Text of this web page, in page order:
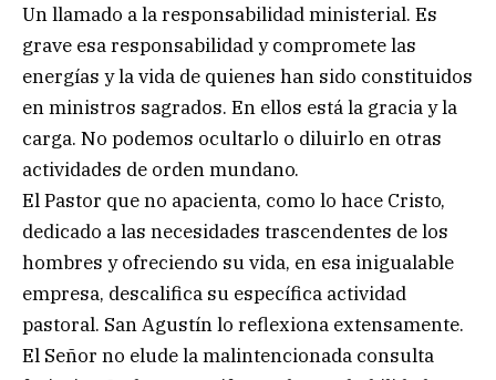
Un llamado a la responsabilidad ministerial. Es
grave esa responsabilidad y compromete las
energías y la vida de quienes han sido constituidos
en ministros sagrados. En ellos está la gracia y la
carga. No podemos ocultarlo o diluirlo en otras
actividades de orden mundano.
El Pastor que no apacienta, como lo hace Cristo,
dedicado a las necesidades trascendentes de los
hombres y ofreciendo su vida, en esa inigualable
empresa, descalifica su específica actividad
pastoral. San Agustín lo reflexiona extensamente.
El Señor no elude la malintencionada consulta